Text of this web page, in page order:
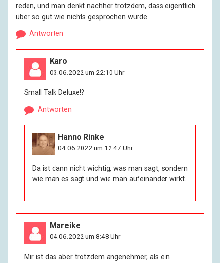
reden, und man denkt nachher trotzdem, dass eigentlich
über so gut wie nichts gesprochen wurde.
Antworten
Karo
03.06.2022 um 22:10 Uhr
Small Talk Deluxe!?
Antworten
Hanno Rinke
04.06.2022 um 12:47 Uhr
Da ist dann nicht wichtig, was man sagt, sondern
wie man es sagt und wie man aufeinander wirkt.
Mareike
04.06.2022 um 8:48 Uhr
Mir ist das aber trotzdem angenehmer, als ein